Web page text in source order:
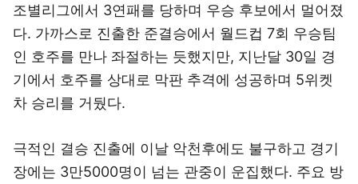
조별리그에서 3연패를 당하며 우승 후보에서 멀어졌
다. 가까스로 진출한 준결승에서 월드컵 7회 우승팀
인 호주를 만나 좌절하는 듯했지만, 지난달 30일 경
기에서 호주를 상대로 막판 추격에 성공하며 5위켓
차 승리를 거뒀다.
극적인 결승 진출에 이날 악천후에도 불구하고 경기
장에는 3만5000명이 넘는 관중이 운집했다. 주요 방